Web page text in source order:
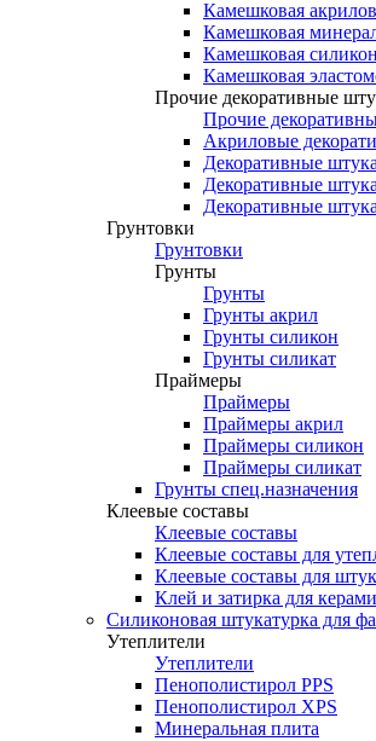
Камешковая
Камешковая
Камешковая силикон
Камешковая
Прочие декоративные
Прочие
Акриловые
Декоративные
Декоративные
Декоративные
Грунтовки
Грунтовки
Грунты
Грунты
Грунты акрил
Грунты силикон
Грунты силикат
Праймеры
Праймеры
Праймеры акрил
Праймеры силикон
Праймеры силикат
Грунты спец.назначения
Клеевые составы
Клеевые составы
Клеевые составы для
Клеевые составы для
Клей и затирка для
Силиконовая штукатурка для
Утеплители
Утеплители
Пенополистирол PPS
Пенополистирол XPS
Минеральная плита